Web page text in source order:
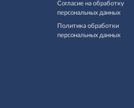
Согласие на обработку
персональных данных
Политика обработки
персональных данных